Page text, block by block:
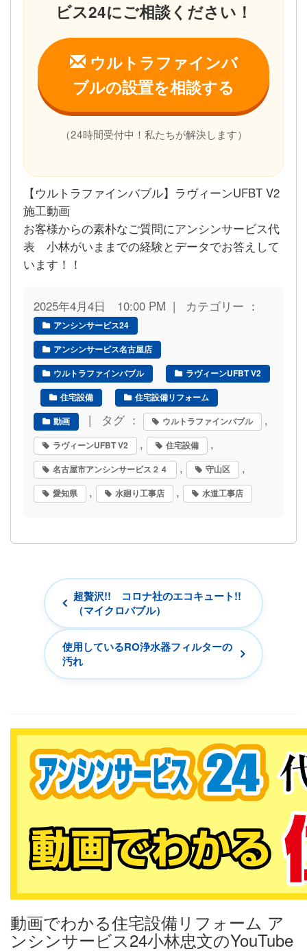
ビス24にご相談ください！
ウルトラファインバ
ブルの設置を相談する
（24時間受付中！私たちが解決します）
【ウルトラファインバブル】ラヴィーンUFBT V2
施工動画
お客様からの素朴なご質問にアンシンサービス代
表 小林がいままでの経験とデータでお答えして
います！！
2025年4月4日 10:00 PM | カテゴリー ：
アンシンサービス24
アンシンサービス名古屋店
ウルトラファインバブル
ラヴィーンUFBT V2
住宅設備
住宅設備リフォーム
動画
| タグ ： ウルトラファインバブル ,
ラヴィーンUFBT V2 , 住宅設備 ,
名古屋市アンシンサービス２４ , 守山区 ,
愛知県 , 水廻り工事店 , 水道工事店
超贅沢!! コロナ社のエコキュート!!
（マイクロバブル）
使用しているRO浄水器フィルターの
汚れ
動画でわかる住宅設備リフォーム ア
ンシンサービス24小林忠文のYouTube